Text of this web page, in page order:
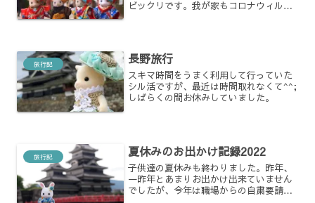
ビックリです。我が家もコロナウィルス
旅行記 長野旅行
スキマ時間をうまく利用して行っていた
シル活ですが、最近は時間取れなくて^^;
しばらくの間お休みしていました。
旅行記 夏休みのお出かけ記録2022
子供達の夏休みも終わりました。昨年、
一昨年とあまりお出かけ出来ていません
でしたが、今年は職場からの自粛要請も